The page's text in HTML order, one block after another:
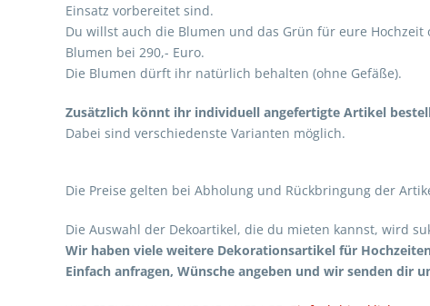
Einsatz vorbereitet sind.
Du willst auch die Blumen und das Grün für eure
Blumen bei 290,- Euro.
Die Blumen dürft ihr natürlich behalten (ohne Gefäße).
Zusätzlich könnt ihr individuell angefertigte Artikel
Dabei sind verschiedenste Varianten möglich.
Die Preise gelten bei Abholung und Rückbringung der
Die Auswahl der Dekoartikel, die du mieten kannst, wird
Wir haben viele weitere Dekorationsartikel für
Einfach anfragen, Wünsche angeben und wir senden dir